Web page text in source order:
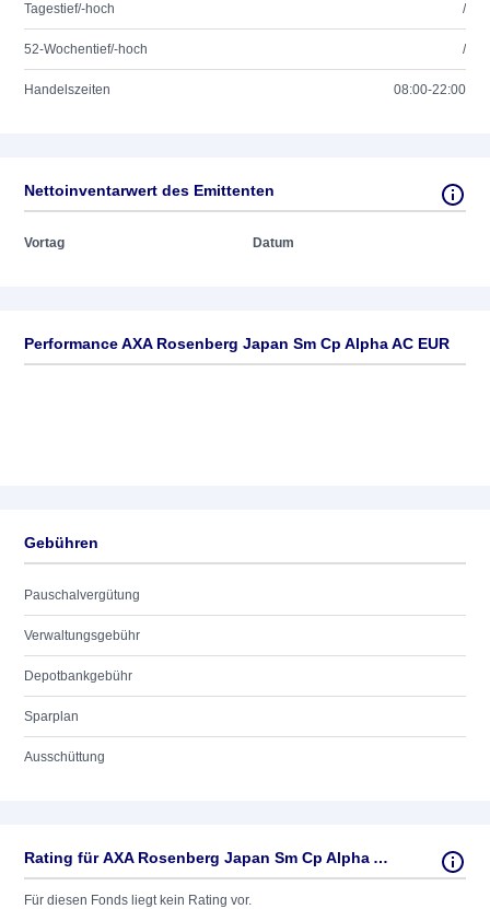
Tagestief/-hoch /
52-Wochentief/-hoch /
Handelszeiten 08:00-22:00
Nettoinventarwert des Emittenten
Vortag Datum
Performance AXA Rosenberg Japan Sm Cp Alpha AC EUR
Gebühren
Pauschalvergütung
Verwaltungsgebühr
Depotbankgebühr
Sparplan
Ausschüttung
Rating für AXA Rosenberg Japan Sm Cp Alpha AC EUR
Für diesen Fonds liegt kein Rating vor.